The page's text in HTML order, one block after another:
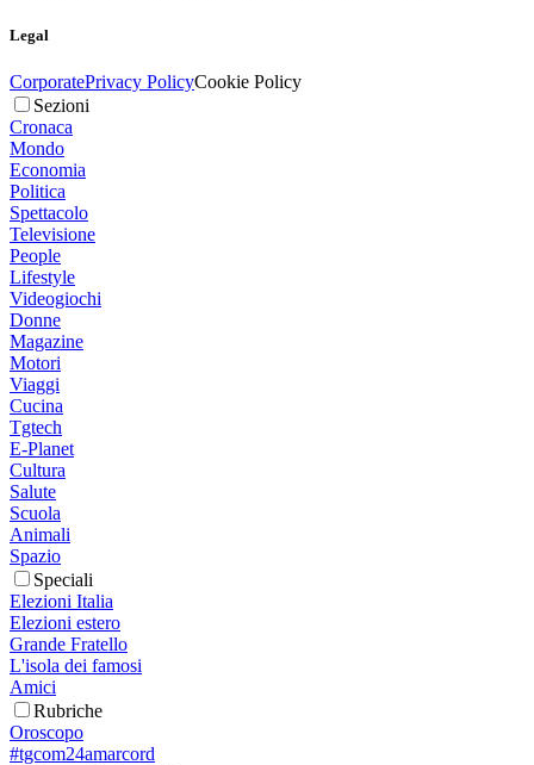
Legal
CorporatePrivacy PolicyCookie Policy
Sezioni
Cronaca
Mondo
Economia
Politica
Spettacolo
Televisione
People
Lifestyle
Videogiochi
Donne
Magazine
Motori
Viaggi
Cucina
Tgtech
E-Planet
Cultura
Salute
Scuola
Animali
Spazio
Speciali
Elezioni Italia
Elezioni estero
Grande Fratello
L'isola dei famosi
Amici
Rubriche
Oroscopo
#tgcom24amarcord